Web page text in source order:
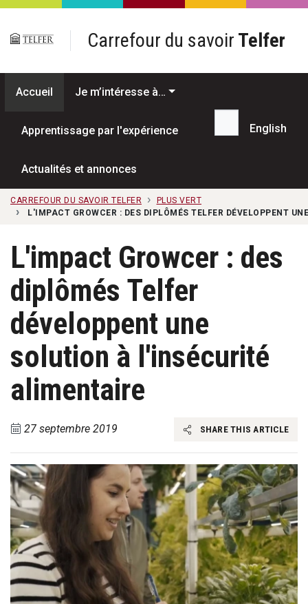
Passer au contenu principal
Carrefour du savoir Telfer
Accueil Je m’intéresse à…
Apprentissage par l'expérience
Actualités et annonces
Recherche...
English
CARREFOUR DU SAVOIR TELFER
PLUS VERT
L'IMPACT GROWCER : DES DIPLÔMÉS TELFER DÉVELOPPENT
L'impact Growcer : des
diplômés Telfer
développent une
solution à l'insécurité
alimentaire
27 septembre 2019 SHARE THIS ARTICLE